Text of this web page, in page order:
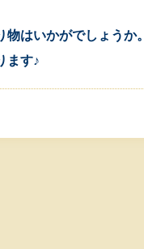
はいかがでしょうか。
ます♪